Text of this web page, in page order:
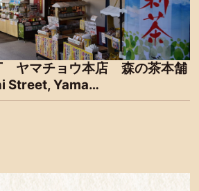
ヤマチョウ本店 森の茶本舗
Street, Yama…